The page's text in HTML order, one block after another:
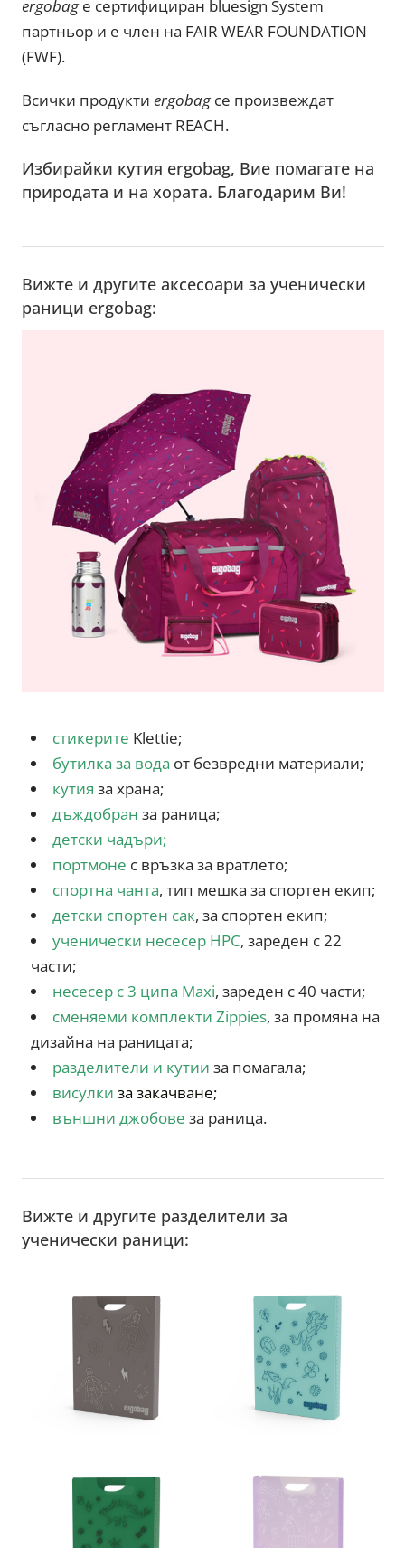
ergobagе сертифициран bluesign System
партньор и е член на FAIR WEAR FOUNDATION
(FWF).
Всички продуктиergobagсе произвеждат
съгласно регламент REACH.
Избирайки кутия ergobag, Вие помагате на
природата и на хората. Благодарим Ви!
Вижте и другите аксесоари за ученически
раници ergobag:
стикерите Klettie;
бутилка за вода от безвредни материали;
кутия за храна;
дъждобран за раница;
детски чадъри;
портмоне с връзка за вратлето;
спортна чанта, тип мешка за спортен екип;
детски спортен сак, за спортен екип;
ученически несесер HPC, зареден с 22
части;
несесер с 3 ципа Maxi, зареден с 40 части;
сменяеми комплекти Zippies,за промяна на
дизайна на раницата;
разделители и кутии за помагала;
висулки за закачване;
външни джобове за раница.
Вижте и другите разделители за
ученически раници: